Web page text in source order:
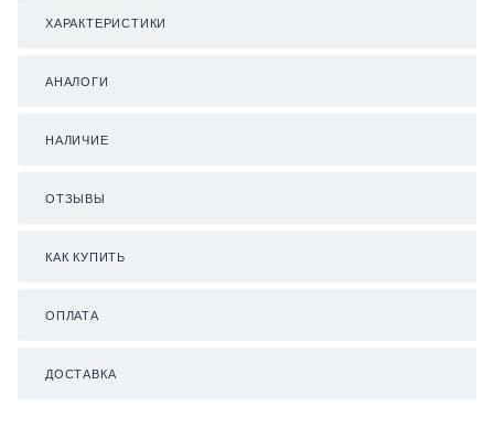
ХАРАКТЕРИСТИКИ
АНАЛОГИ
НАЛИЧИЕ
ОТЗЫВЫ
КАК КУПИТЬ
ОПЛАТА
ДОСТАВКА